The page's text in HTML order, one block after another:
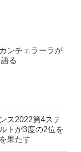
ンチェラーラが
る
ス2022第4ステ
トが3度の2位を
果たす